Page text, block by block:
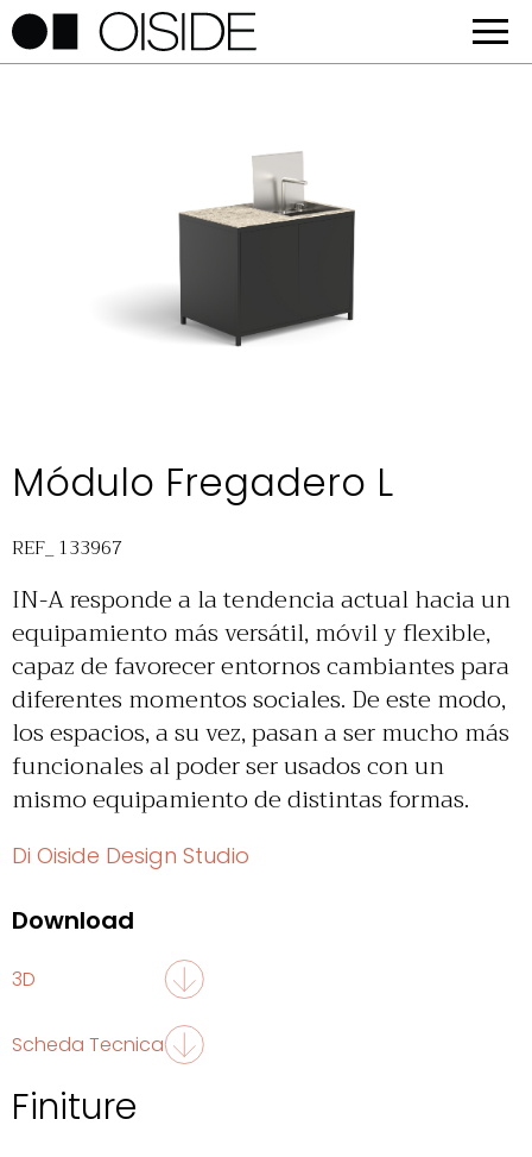
Módulo Fregadero L
REF_ 133967
IN-A responde a la tendencia actual hacia un
equipamiento más versátil, móvil y flexible,
capaz de favorecer entornos cambiantes para
diferentes momentos sociales. De este modo,
los espacios, a su vez, pasan a ser mucho más
funcionales al poder ser usados con un
mismo equipamiento de distintas formas.
Di Oiside Design Studio
Download
3D
Scheda Tecnica
Finiture